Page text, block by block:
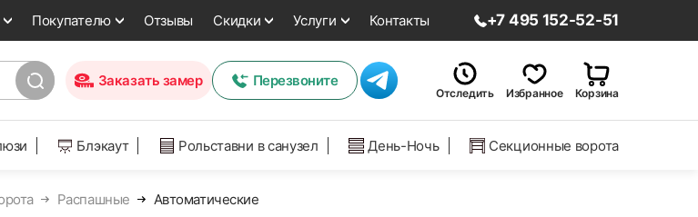
Покупателю Отзывы Скидки Услуги Контакты +7 495 152-52-51
Заказать замер Перезвоните
Отследить Избранное Корзина
Блэкаут Рольставни в санузел День-Ночь Секционные ворота
Распашные Автоматические